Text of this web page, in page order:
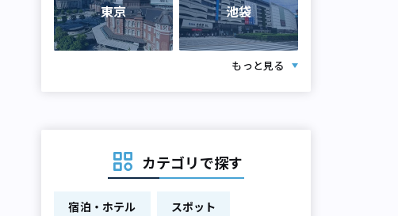
東京 池袋
もっと見る
カテゴリで探す
宿泊・ホテル スポット